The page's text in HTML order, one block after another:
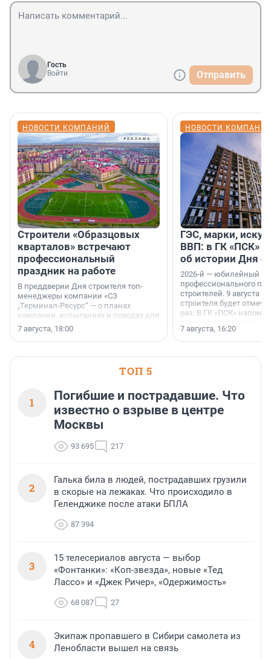
Гость
Войти
Отправить
НОВОСТИ КОМПАНИЙ
Строители «Образцовых
кварталов» встречают
профессиональный
праздник на работе
В преддверии Дня строителя топ-
менеджеры компании «СЗ
„Терминал-Ресурс“ — о планах
компании, испытаниях и поводах для
осторожного оптимизма.
7 августа, 18:00
НОВОСТИ
ГЭС, марки,
ВВП: в ГК «ПСК»
об истории Дня
2026-й — юбилейный
профессионального
строителей. 9 августа
строителя будет
раз. В ГК «ПСК»
поменялась роль
7 августа, 16:20
ТОП 5
1
Погибшие и пострадавшие. Что
известно о взрыве в центре
Москвы
93 695 217
2
Галька била в людей, пострадавших грузили
в скорые на лежаках. Что происходило в
Геленджике после атаки БПЛА
87 394
3
15 телесериалов августа — выбор
«Фонтанки»: «Коп-звезда», новые «Тед
Лассо» и «Джек Ричер», «Одержимость»
68 087 27
4
Экипаж пропавшего в Сибири самолета из
Ленобласти вышел на связь